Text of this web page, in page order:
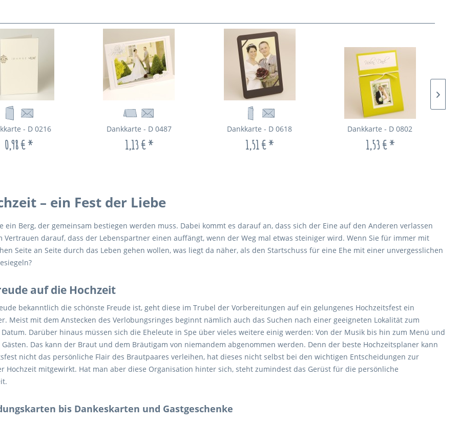
- D 0216
0,98 € *
Dankkarte - D 0487
1,13 € *
Dankkarte - D 0618
1,51 € *
Dankkarte - D 0802
1,53 € *
– ein Fest der Liebe
ein Berg, der gemeinsam bestiegen werden muss. Dabei kommt es darauf an, dass sich der Eine auf den Anderen verlassen
Vertrauen darauf, dass der Lebenspartner einen auffängt, wenn der Weg mal etwas steiniger wird. Wenn Sie für immer mit
Seite an Seite durch das Leben gehen wollen, was liegt da näher, als den Startschuss für eine Ehe mit einer unvergesslichen
auf die Hochzeit
bekanntlich die schönste Freude ist, geht diese im Trubel der Vorbereitungen auf ein gelungenes Hochzeitsfest ein
Meist mit dem Anstecken des Verlobungsringes beginnt nämlich auch das Suchen nach einer geeigneten Lokalität zum
Darüber hinaus müssen sich die Eheleute in Spe über vieles weitere einig werden: Von der Musik bis hin zum Menü und
Das kann der Braut und dem Bräutigam von niemandem abgenommen werden. Denn der beste Hochzeitsplaner kann
nicht das persönliche Flair des Brautpaares verleihen, hat dieses nicht selbst bei den wichtigen Entscheidungen zur
Hochzeit mitgewirkt. Hat man aber diese Organisation hinter sich, steht zumindest das Gerüst für die persönliche
bis Dankeskarten und Gastgeschenke